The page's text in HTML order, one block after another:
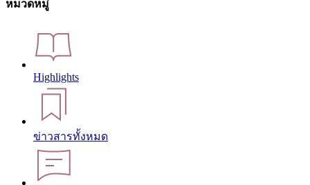
หมวดหมู่
Highlights
ข่าวสารทั้งหมด